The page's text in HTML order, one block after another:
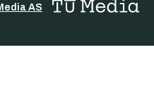
AS